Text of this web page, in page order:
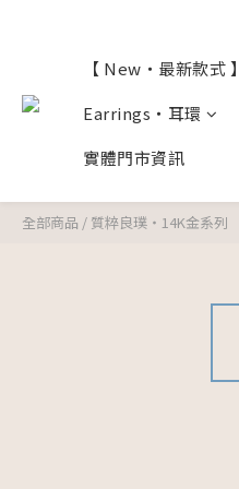
【 New・最新款式 】
Earrings・耳環
實體門市資訊
全部商品 / 質粹良璞・14K金系列